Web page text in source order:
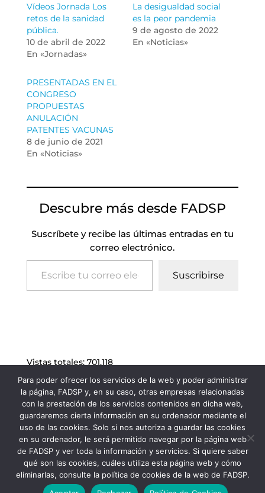
Vídeos Jornada Los
retos de la sanidad
pública.
10 de abril de 2022
En «Jornadas»
La desigualdad social
es la peor pandemia
9 de agosto de 2022
En «Noticias»
PRESENTADAS EN EL
CONGRESO
PROPUESTAS
ANULACIÓN
PATENTES VACUNAS
8 de junio de 2021
En «Noticias»
Descubre más desde FADSP
Suscríbete y recibe las últimas entradas en tu
correo electrónico.
Escribe tu correo electrónico…
Suscribirse
Vistas totales: 701.118
FADSP · 2023 |Aviso legal|Política de
Para poder ofrecer los servicios de la web y poder administrar
la página, FADSP y, en su caso, otras empresas relacionadas
con la prestación de los servicios contenidos en dicha web,
guardaremos cierta información en su ordenador mediante el
uso de las cookies. Solo si nos autoriza a guardar las cookies
en su ordenador, le será permitido navegar por la página web
de FADSP y ver toda la información y servicios. Si quiere saber
qué son las cookies, cuáles utiliza esta página web y cómo
eliminarlas, consulte la política de cookies de la web de FADSP.